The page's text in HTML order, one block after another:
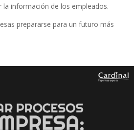
información de los empleados.
prepararse para un futuro más